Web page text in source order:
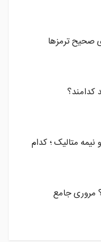
کدامند؟
متالیک ؛ کدام
مروری جامع